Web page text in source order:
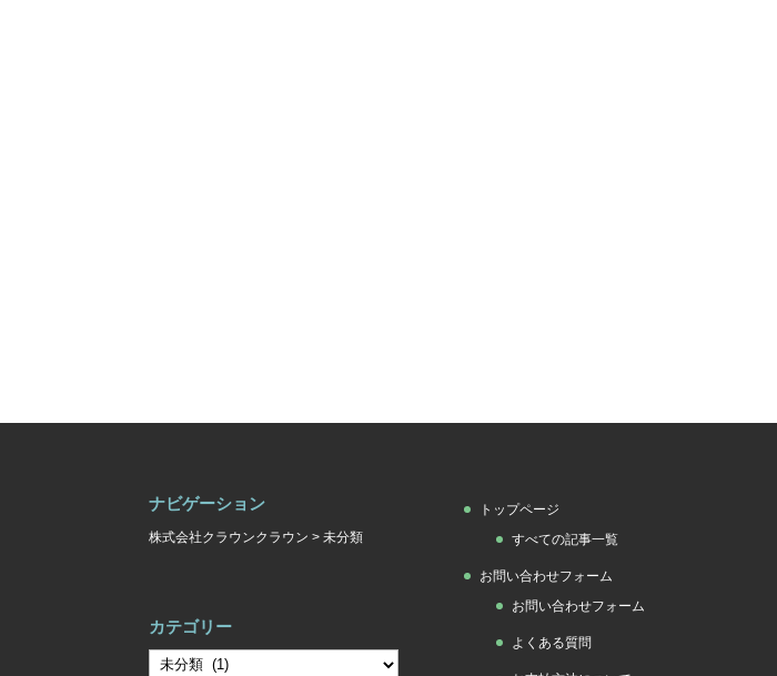
ナビゲーション
株式会社クラウンクラウン >未分類
カテゴリー
カ
トップページ
すべての記事一覧
お問い合わせフォーム
お問い合わせフォーム
よくある質問